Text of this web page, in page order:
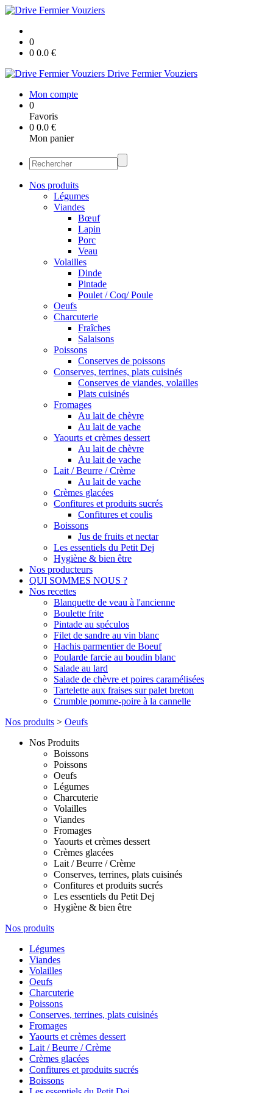
0
0 0.0 €
Drive Fermier Vouziers
Mon compte
0
Favoris
0 0.0 €
Mon panier
Nos produits
Légumes
Viandes
Bœuf
Lapin
Porc
Veau
Volailles
Dinde
Pintade
Poulet / Coq/ Poule
Oeufs
Charcuterie
Fraîches
Salaisons
Poissons
Conserves de poissons
Conserves, terrines, plats cuisinés
Conserves de viandes, volailles
Plats cuisinés
Fromages
Au lait de chèvre
Au lait de vache
Yaourts et crèmes dessert
Au lait de chèvre
Au lait de vache
Lait / Beurre / Crème
Au lait de vache
Crèmes glacées
Confitures et produits sucrés
Confitures et coulis
Boissons
Jus de fruits et nectar
Les essentiels du Petit Dej
Hygiène & bien être
Nos producteurs
QUI SOMMES NOUS ?
Nos recettes
Blanquette de veau à l'ancienne
Boulette frite
Pintade au spéculos
Filet de sandre au vin blanc
Hachis parmentier de Boeuf
Poularde farcie au boudin blanc
Salade au lard
Salade de chèvre et poires caramélisées
Tartelette aux fraises sur palet breton
Crumble pomme-poire à la cannelle
Nos produits > Oeufs
Nos Produits
Boissons
Poissons
Oeufs
Légumes
Charcuterie
Volailles
Viandes
Fromages
Yaourts et crèmes dessert
Crèmes glacées
Lait / Beurre / Crème
Conserves, terrines, plats cuisinés
Confitures et produits sucrés
Les essentiels du Petit Dej
Hygiène & bien être
Nos produits
Légumes
Viandes
Volailles
Oeufs
Charcuterie
Poissons
Conserves, terrines, plats cuisinés
Fromages
Yaourts et crèmes dessert
Lait / Beurre / Crème
Crèmes glacées
Confitures et produits sucrés
Boissons